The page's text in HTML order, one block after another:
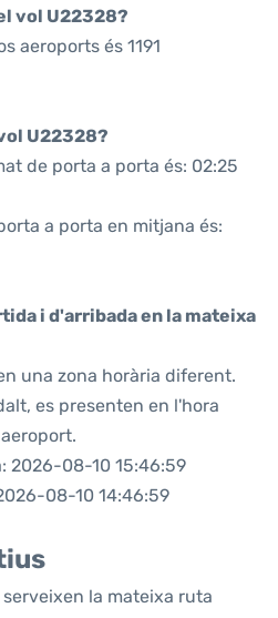
vol U22328?
aeroports és 1191
U22328?
de porta a porta és: 02:25
a porta en mitjana és:
i d'arribada en la mateixa
una zona horària diferent.
es presenten en l'hora
2026-08-10 15:46:59
08-10 14:46:59
la mateixa ruta